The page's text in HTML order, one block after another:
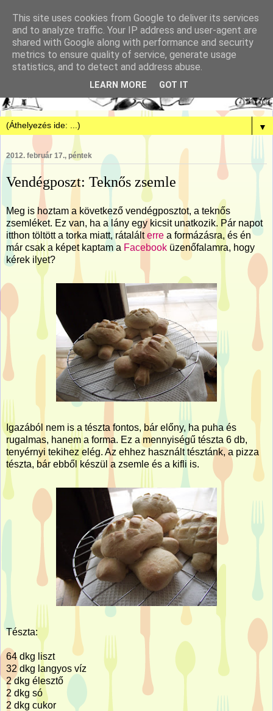
▼
2012. február 17., péntek
Vendégposzt: Teknős zsemle
Meg is hoztam a következő vendégposztot, a teknős
zsemléket. Ez van, ha a lány egy kicsit unatkozik. Pár napot
itthon töltött a torka miatt, rátalálterre a formázásra, és én
már csak a képet kaptam a Facebook üzenőfalamra, hogy
kérek ilyet?
Igazából nem is a tészta fontos, bár előny, ha puha és
rugalmas, hanem a forma. Ez a mennyiségű tészta 6 db,
tenyérnyi tekihez elég. Az ehhez használt tésztánk, a pizza
tészta, bár ebből készül a zsemle és a kifli is.
Tészta:
64 dkg liszt
32 dkg langyos víz
2 dkg élesztő
2 dkg só
2 dkg cukor
This site uses cookies from Google to deliver its services
and to analyze traffic. Your IP address and user-agent are
shared with Google along with performance and security
metrics to ensure quality of service, generate usage
statistics, and to detect and address abuse.
LEARN MORE GOT IT